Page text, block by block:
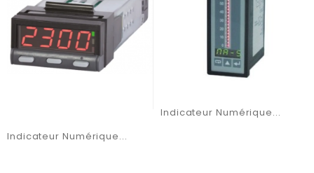
Indicateur Numérique...
Indicateur Numérique...